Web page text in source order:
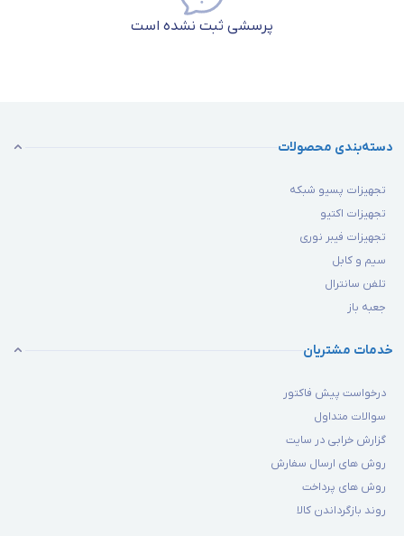
پرسشی ثبت نشده است
دسته‌بندی محصولات
تجهیزات پسیو شبکه
تجهیزات اکتیو
تجهیزات فیبر نوری
سیم و کابل
تلفن سانترال
جعبه باز
خدمات مشتریان
درخواست پیش فاکتور
سوالات متداول
گزارش خرابی در سایت
روش های ارسال سفارش
روش های پرداخت
روند بازگرداندن کالا